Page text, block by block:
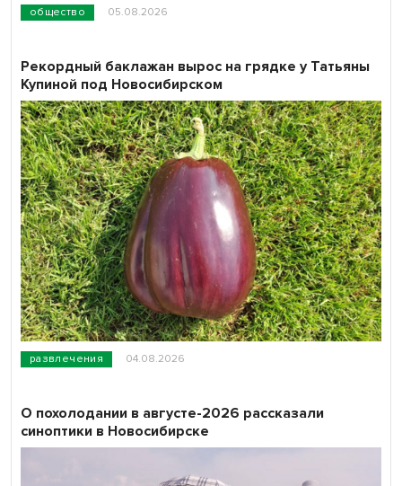
общество 05.08.2026
развлечения 04.08.2026
Рекордный баклажан вырос на грядке у Татьяны
Купиной под Новосибирском
О похолодании в августе-2026 рассказали
синоптики в Новосибирске